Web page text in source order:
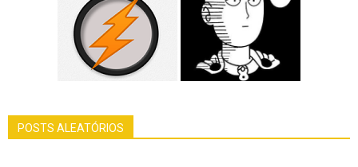
POSTS ALEATÓRIOS